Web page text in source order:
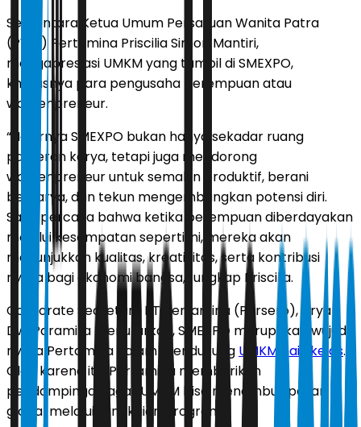
Sementara Ketua Umum Persatuan Wanita Patra
(PWP) Pertamina Priscilia Simon Mantiri,
mengapresiasi UMKM yang tampil di SMEXPO,
khususnya para pengusaha perempuan atau
womenpreneur.
“Hadirnya SMEXPO bukan hanya sekadar ruang
pameran karya, tetapi juga mendorong
womenpreneur untuk semakin produktif, berani
berkarya, dan tekun mengembangkan potensi diri.
Saya percaya bahwa ketika perempuan diberdayakan
melalui kesempatan seperti ini, mereka akan
menunjukkan kualitas, kreativitas, serta kontribusi
nyata bagi ekonomi bangsa,” ungkap Priscilia.
Corporate Secretary PT Pertamina (Persero), Arya
Dwi Paramita menuturkan, SMEXPO merupakan wujud
nyata Pertamina dalam mendukung UMKM naik kelas.
Oleh karena itu, Pertamina memberikan
pendampingan agar UMKM bisa menembus pasar
global melalui rangkaian program.